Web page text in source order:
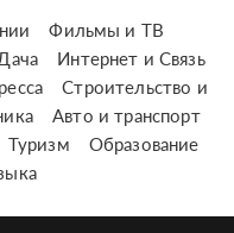
Фильмы и ТВ
Интернет и Связь
Строительство и
Авто и транспорт
Туризм
Образование